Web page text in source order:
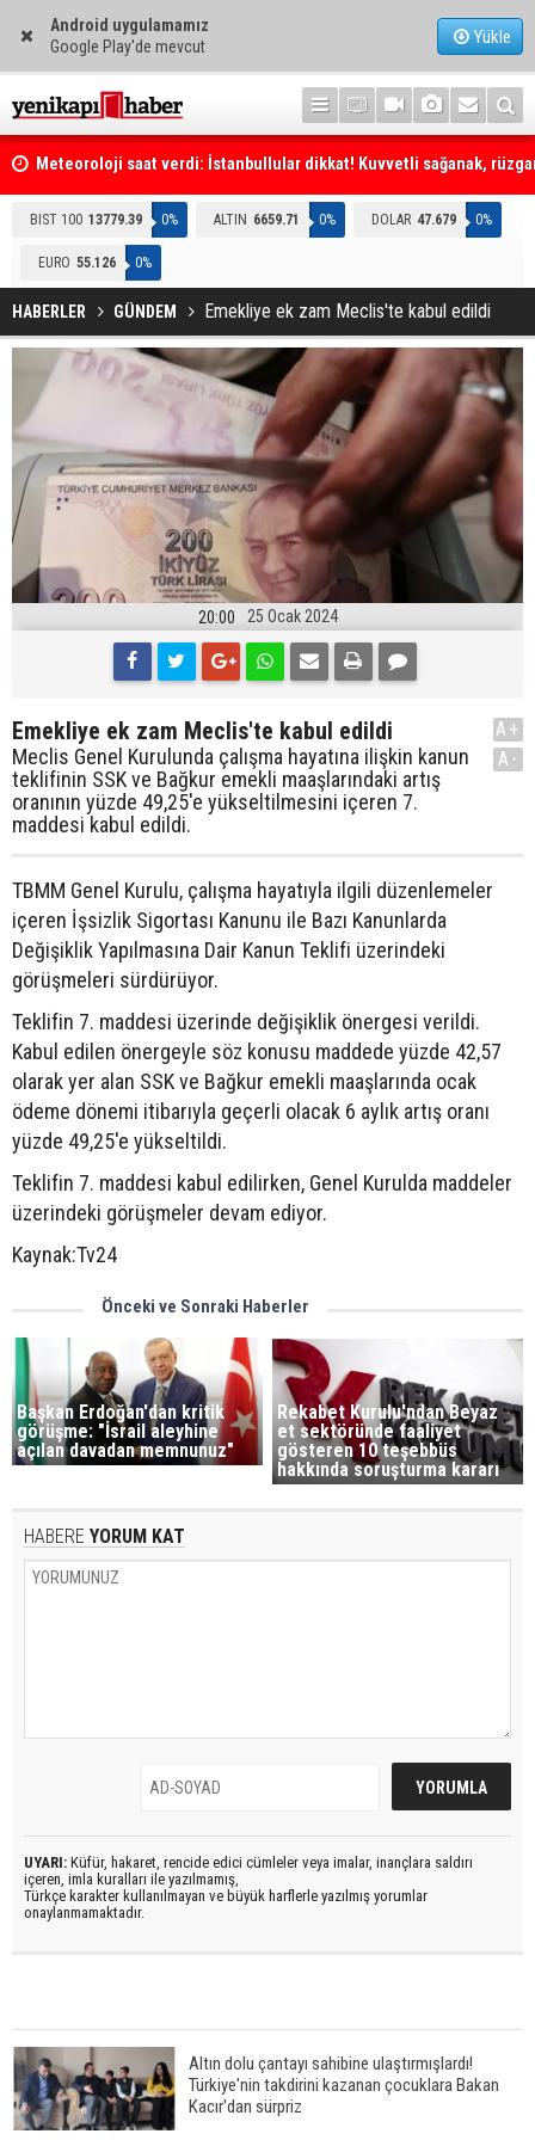
Android uygulamamız
Google Play'de mevcut
Yükle
Meteoroloji saat verdi: İstanbullular dikkat! Kuvvetli sağanak,
fırtına geliyor... Tedbirinizi alın
BIST 100 13779.39 0% ALTIN 6659.71 0% DOLAR 47.679 0%
EURO 55.126 0%
HABERLER GÜNDEM Emekliye ek zam Meclis'te kabul edildi
20:00 25 Ocak 2024
Emekliye ek zam Meclis'te kabul edildi
Meclis Genel Kurulunda çalışma hayatına ilişkin kanun
teklifinin SSK ve Bağkur emekli maaşlarındaki artış
oranının yüzde 49,25'e yükseltilmesini içeren 7.
maddesi kabul edildi.
A+
A-
TBMM Genel Kurulu, çalışma hayatıyla ilgili düzenlemeler
içeren İşsizlik Sigortası Kanunu ile Bazı Kanunlarda
Değişiklik Yapılmasına Dair Kanun Teklifi üzerindeki
görüşmeleri sürdürüyor.
Teklifin 7. maddesi üzerinde değişiklik önergesi verildi.
Kabul edilen önergeyle söz konusu maddede yüzde 42,57
olarak yer alan SSK ve Bağkur emekli maaşlarında ocak
ödeme dönemi itibarıyla geçerli olacak 6 aylık artış oranı
yüzde 49,25'e yükseltildi.
Teklifin 7. maddesi kabul edilirken, Genel Kurulda maddeler
üzerindeki görüşmeler devam ediyor.
Kaynak:Tv24
Önceki ve Sonraki Haberler
Başkan Erdoğan'dan kritik
görüşme: "İsrail aleyhine
açılan davadan memnunuz"
Rekabet Kurulu'ndan Beyaz
et sektöründe faaliyet
gösteren 10 teşebbüs
hakkında soruşturma kararı
HABERE YORUM KAT
UYARI: Küfür, hakaret, rencide edici cümleler veya imalar, inançlara saldırı
içeren, imla kuralları ile yazılmamış,
Türkçe karakter kullanılmayan ve büyük harflerle yazılmış yorumlar
onaylanmamaktadır.
Altın dolu çantayı sahibine ulaştırmışlardı!
Türkiye'nin takdirini kazanan çocuklara Bakan
Kacır'dan sürpriz